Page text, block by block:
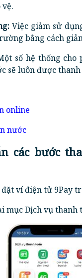
Việc giảm sử
bằng cách
số hệ thống
sẽ luôn được
online
nước
các bước
ví điện tử 9Pay
mục Dịch vụ thanh